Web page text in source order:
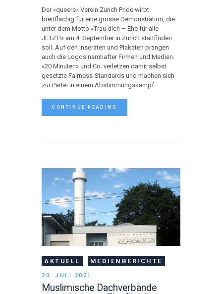
Der «queere» Verein Zurich Pride wirbt
breitflächig für eine grosse Demonstration, die
unter dem Motto «Trau dich – Ehe für alle
JETZT!» am 4. September in Zürich stattfinden
soll. Auf den Inseraten und Plakaten prangen
auch die Logos namhafter Firmen und Medien.
«20 Minuten» und Co. verletzen damit selbst
gesetzte Fairness-Standards und machen sich
zur Partei in einem Abstimmungskampf.
CONTINUE READING
AKTUELL MEDIENBERICHTE
20. JULI 2021
Muslimische Dachverbände